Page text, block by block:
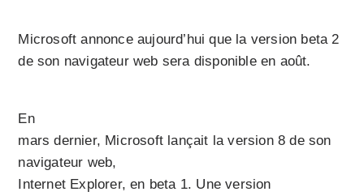
Microsoft annonce aujourd’hui que la version beta 2
de son navigateur web sera disponible en août.
En
mars dernier, Microsoft lançait la version 8 de son
navigateur web,
Internet Explorer, en beta 1. Une version